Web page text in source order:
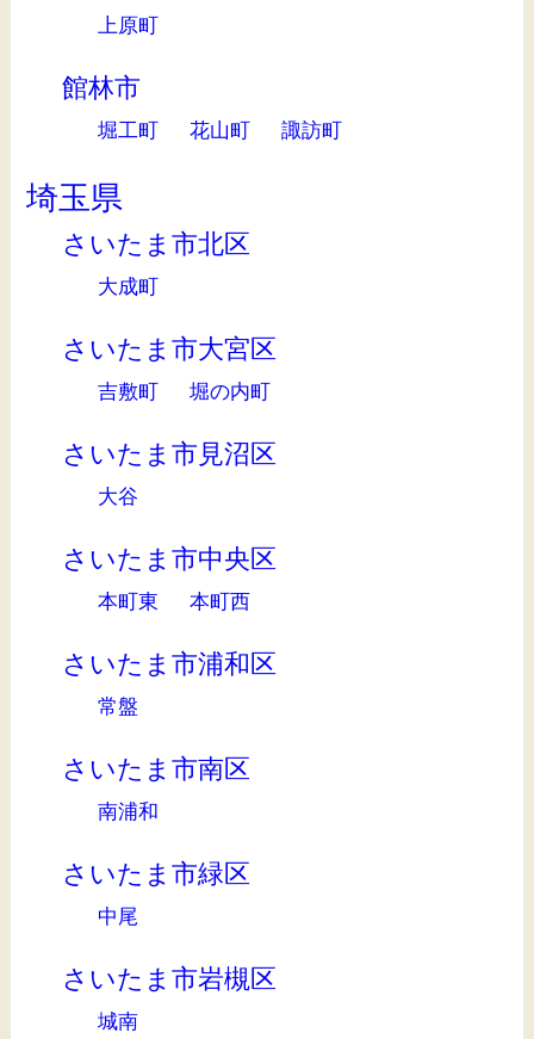
上原町
館林市
堀工町 花山町 諏訪町
埼玉県
さいたま市北区
大成町
さいたま市大宮区
吉敷町 堀の内町
さいたま市見沼区
大谷
さいたま市中央区
本町東 本町西
さいたま市浦和区
常盤
さいたま市南区
南浦和
さいたま市緑区
中尾
さいたま市岩槻区
城南